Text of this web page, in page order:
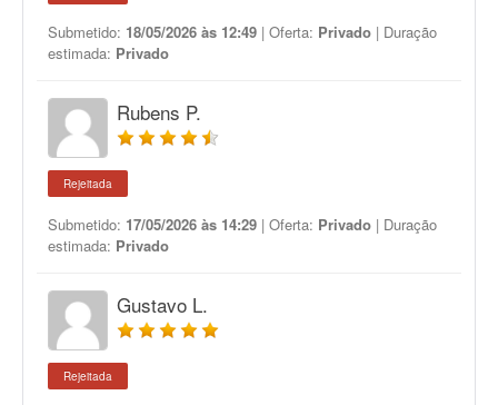
Submetido: 18/05/2026 às 12:49 | Oferta: Privado | Duração
estimada: Privado
Rubens P.
Rejeitada
Submetido: 17/05/2026 às 14:29 | Oferta: Privado | Duração
estimada: Privado
Gustavo L.
Rejeitada